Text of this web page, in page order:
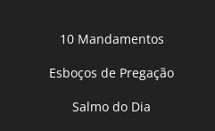
10 Mandamentos
Esboços de Pregação
Salmo do Dia